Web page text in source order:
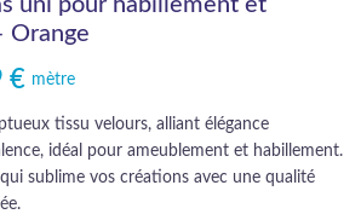
Orange
€.
€€.mètre
tissu velours, alliant élégance
idéal pour ameublement et habillement.
sublime vos créations avec une qualité